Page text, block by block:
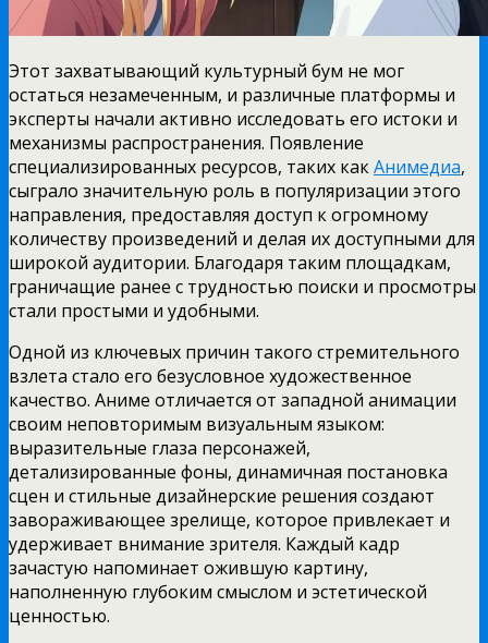
Этот захватывающий культурный бум не мог
остаться незамеченным, и различные платформы и
эксперты начали активно исследовать его истоки и
механизмы распространения. Появление
специализированных ресурсов, таких какАнимедиа,
сыграло значительную роль в популяризации этого
направления, предоставляя доступ к огромному
количеству произведений и делая их доступными для
широкой аудитории. Благодаря таким площадкам,
граничащие ранее с трудностью поиски и просмотры
стали простыми и удобными.
Одной из ключевых причин такого стремительного
взлета стало его безусловное художественное
качество. Аниме отличается от западной анимации
своим неповторимым визуальным языком:
выразительные глаза персонажей,
детализированные фоны, динамичная постановка
сцен и стильные дизайнерские решения создают
завораживающее зрелище, которое привлекает и
удерживает внимание зрителя. Каждый кадр
зачастую напоминает ожившую картину,
наполненную глубоким смыслом и эстетической
ценностью.